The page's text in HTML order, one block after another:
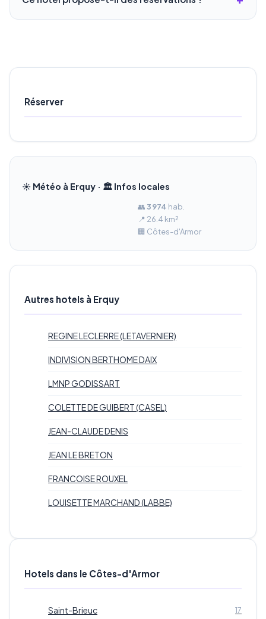
Réserver
☀️ Météo à Erquy · 🏛️ Infos locales
👥 3 974 hab.
📍 26.4 km²
🏢 Côtes-d'Armor
Autres hotels à Erquy
REGINE LECLERRE (LETAVERNIER)
INDIVISION BERTHOME DAIX
LMNP GODISSART
COLETTE DE GUIBERT (CASEL)
JEAN-CLAUDE DENIS
JEAN LE BRETON
FRANCOISE ROUXEL
LOUISETTE MARCHAND (LABBE)
Hotels dans le Côtes-d'Armor
Saint-Brieuc 17